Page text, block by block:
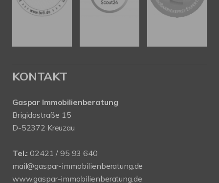
KONTAKT
Gaspar Immobilienberatung
Brigidastraße 15
D-52372 Kreuzau
Tel.: 02421 / 95 93 640
mail@gaspar-immobilienberatung.de
www.gaspar-immobilienberatung.de